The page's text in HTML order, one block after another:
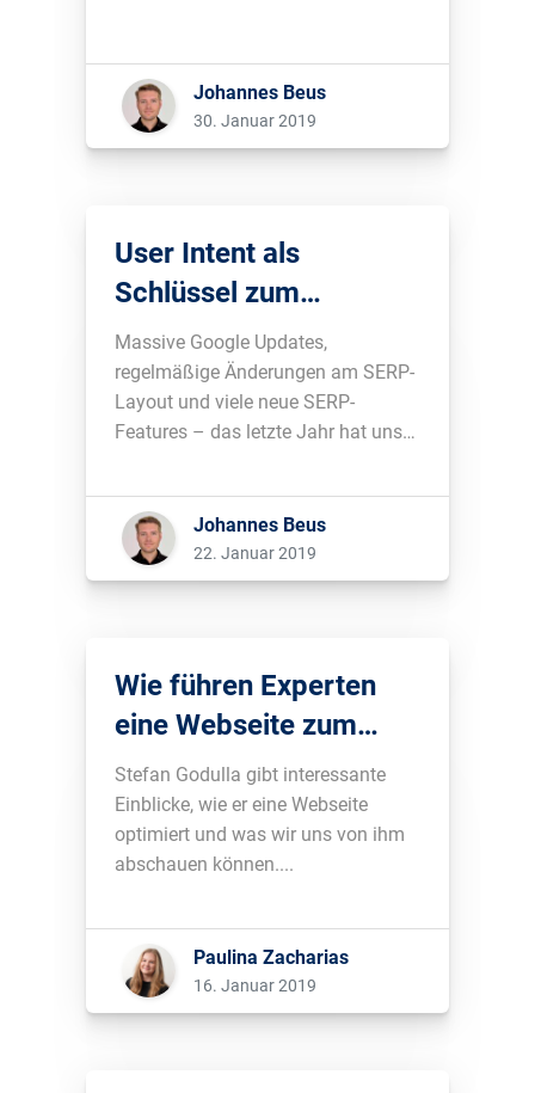
schön, ein paar alte Verpflichtungen
wie das Linkbuilding abwerfen zu
können, oder? Doch so leicht ist
Johannes Beus
30. Januar 2019
User Intent als
Schlüssel zum
langfristigen SEO-
Erfolg
Massive Google Updates,
regelmäßige Änderungen am SERP-
Layout und viele neue SERP-
Features – das letzte Jahr hat uns
beschert, wie schon lange nicht
mehr. Wie du Google, trotz aller
Änderungen, langfristig verstehst,
erfährst du in diesem Blogbeitrag....
Johannes Beus
22. Januar 2019
Wie führen Experten
eine Webseite zum
Erfolg?
Stefan Godulla gibt interessante
Einblicke, wie er eine Webseite
optimiert und was wir uns von ihm
abschauen können....
Paulina Zacharias
16. Januar 2019